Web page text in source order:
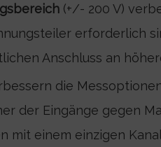
(+/- 200 V)
erforderlich
Anschluss an
die
der Eingänge gegen
mit einem einzigen